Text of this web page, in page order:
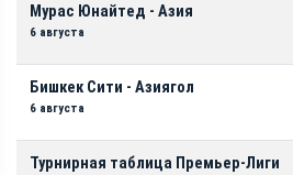
Мурас Юнайтед - Азия
6 августа
Бишкек Сити - Азиягол
6 августа
Турнирная таблица Премьер-Лиги